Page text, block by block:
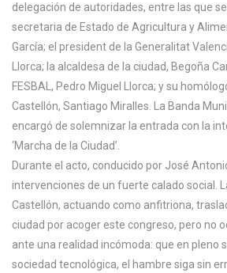
delegación de autoridades, entre las que
secretaria de Estado de Agricultura y
García; el president de la Generalitat
Llorca; la alcaldesa de la ciudad, Begoña
FESBAL, Pedro Miguel Llorca; y su
Castellón, Santiago Miralles. La Banda
encargó de solemnizar la entrada con la
‘Marcha de la Ciudad’.
Durante el acto, conducido por José
intervenciones de un fuerte calado social.
Castellón, actuando como anfitriona,
ciudad por acoger este congreso, pero no
ante una realidad incómoda: que en pleno
sociedad tecnológica, el hambre siga sin